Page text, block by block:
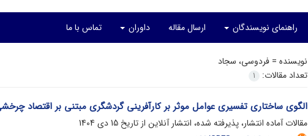
راهنمای نویسندگان ارسال مقاله داوران تماس با ما
نویسنده =فردوسی، سجاد
تعداد مقالات:
1
الگوی ساختاری تفسیری عوامل موثر بر کارآفرینی گردشگری مبتنی بر اقتصاد
مقالات آماده انتشار، پذیرفته شده، انتشار آنلاین از تاریخ15 دی 1404